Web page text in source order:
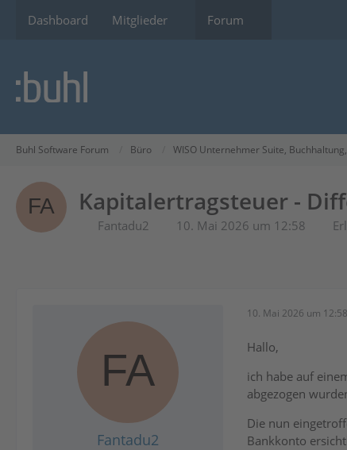
Dashboard Mitglieder Forum
Buhl Software Forum Büro WISO Unternehmer Suite,
Kapitalertragsteuer -
Fantadu2 10. Mai 2026 um 12:58
Fantadu2
10. Mai 2026 um 12:58
Hallo,
ich habe auf
abgezogen
Die nun
Bankkonto